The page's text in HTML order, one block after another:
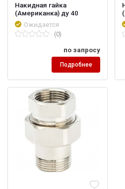
Накидная гайка
(Американка) ду 40
Ожидается
(0)
по запросу
Подробнее